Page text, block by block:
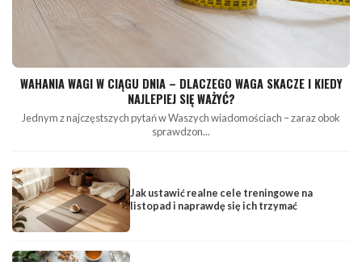
WAHANIA WAGI W CIĄGU DNIA – DLACZEGO WAGA SKACZE I KIEDY
NAJLEPIEJ SIĘ WAŻYĆ?
Jednym z najczęstszych pytań w Waszych wiadomościach – zaraz obok
sprawdzon...
Jak ustawić realne cele treningowe na
listopad i naprawdę się ich trzymać